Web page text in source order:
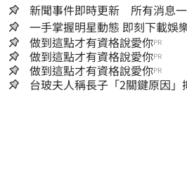
新聞事件即時更新 所有消息一
一手掌握明星動態 即
做到這點才有資格說愛你PR
做到這點才有資格說愛你PR
做到這點才有資格說愛你PR
台玻夫人稱長子「2關鍵原因